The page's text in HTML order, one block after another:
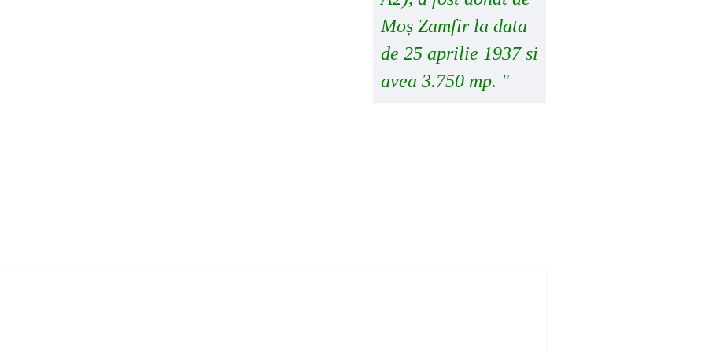
Moș Zamfir la data
de 25 aprilie 1937 si
avea 3.750 mp. "